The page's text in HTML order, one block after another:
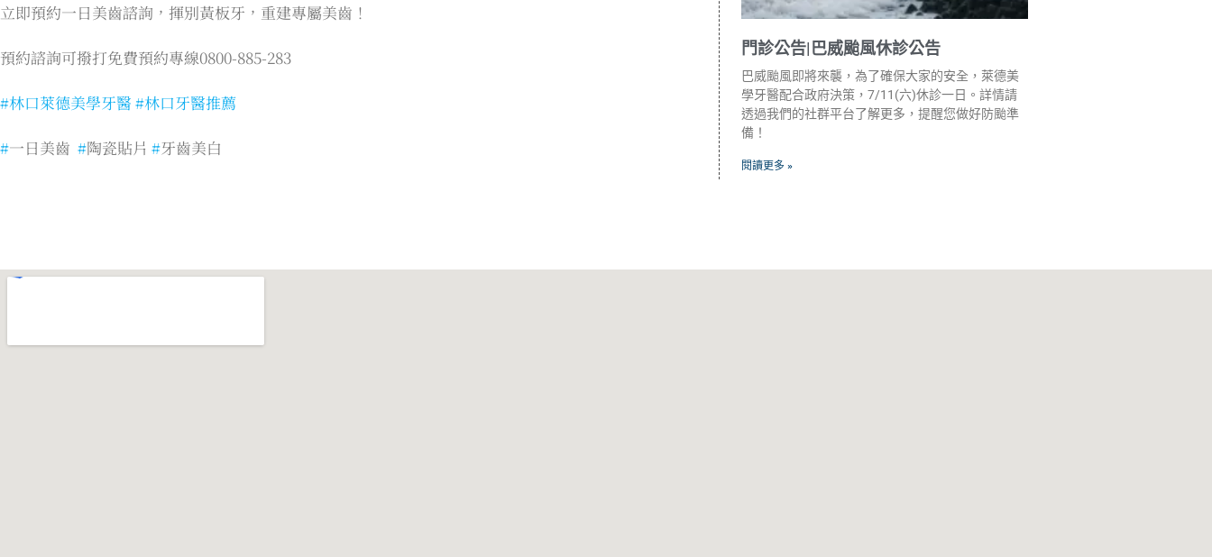
立即預約一日美齒諮詢，揮別黃板牙，重建專屬美齒！
預約諮詢可撥打免費預約專線0800-885-283
#林口萊德美學牙醫 #林口牙醫推薦
#一日美齒 #陶瓷貼片 #牙齒美白
門診公告|巴威颱風休診公告
巴威颱風即將來襲，為了確保大家的安全，萊德美
學牙醫配合政府決策，7/11(六)休診一日。詳情請
透過我們的社群平台了解更多，提醒您做好防颱準
備！
閱讀更多 »